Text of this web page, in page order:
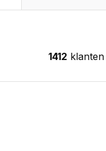
1412